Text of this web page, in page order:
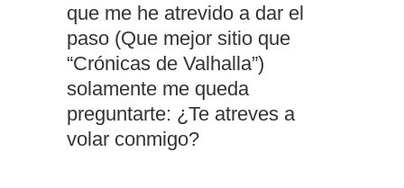
que me he atrevido a dar el
paso (Que mejor sitio que
“Crónicas de Valhalla”)
solamente me queda
preguntarte: ¿Te atreves a
volar conmigo?